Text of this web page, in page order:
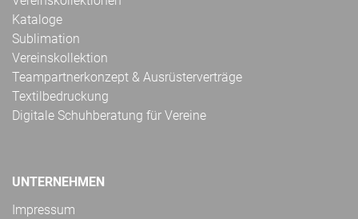
Kataloge
Sublimation
Vereinskollektion
Teampartnerkonzept & Ausrüsterverträge
Textilbedruckung
Digitale Schuhberatung für Vereine
UNTERNEHMEN
Impressum